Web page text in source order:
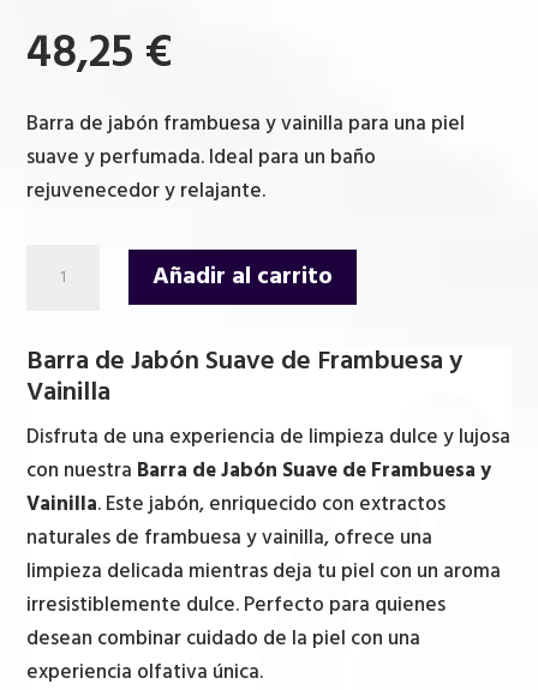
48,25€
Barra de jabón frambuesa y vainilla para una piel
suave y perfumada. Ideal para un baño
rejuvenecedor y relajante.
-
Frambuesa
y
Vainilla
cantidad
Añadir al carrito
Barra de Jabón Suave de Frambuesa y
Vainilla
Disfruta de una experiencia de limpieza dulce y lujosa
con nuestra Barra de Jabón Suave de Frambuesa y
Vainilla. Este jabón, enriquecido con extractos
naturales de frambuesa y vainilla, ofrece una
limpieza delicada mientras deja tu piel con un aroma
irresistiblemente dulce. Perfecto para quienes
desean combinar cuidado de la piel con una
experiencia olfativa única.